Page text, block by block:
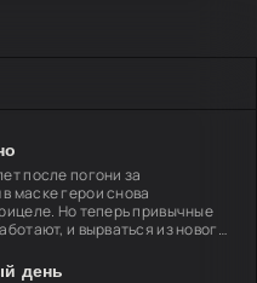
после погони за
маске герои снова
Но теперь привычные
и вырваться из нового
день